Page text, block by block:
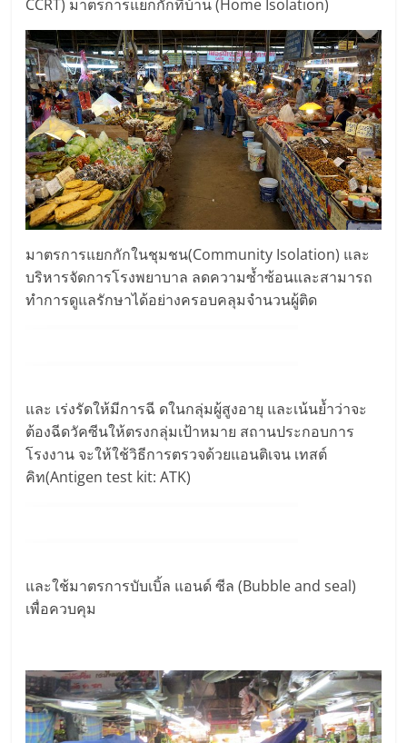
CCRT) มาตรการแยกกักที่บ้าน (Home Isolation)
มาตรการแยกกักในชุมชน(Community Isolation) และ
บริหารจัดการโรงพยาบาล ลดความซ้ำซ้อนและสามารถ
ทำการดูแลรักษาได้อย่างครอบคลุมจํานวนผู้ติด
และ เร่งรัดให้มีการฉี ดในกลุ่มผู้สูงอายุ และเน้นย้ำว่าจะ
ต้องฉีดวัคซีนให้ตรงกลุ่มเป้าหมาย สถานประกอบการ
โรงงาน จะให้ใช้วิธีการตรวจด้วยแอนติเจน เทสต์
คิท(Antigen test kit: ATK)
และใช้มาตรการบับเบิ้ล แอนด์ ซีล (Bubble and seal)
เพื่อควบคุม